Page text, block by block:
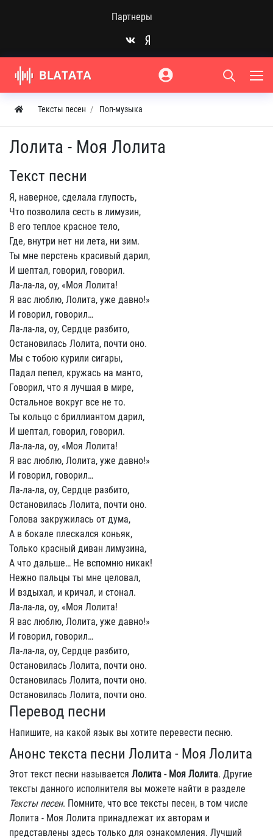
Партнеры
Тексты песен Поп-музыка
Лолита - Моя Лолита
Текст песни
Я, наверное, сделала глупость,
Что позволила сесть в лимузин,
В его теплое красное тело,
Где, внутри нет ни лета, ни зим.
Ты мне перстень красивый дарил,
И шептал, говорил, говорил.
Ла-ла-ла, оу, «Моя Лолита!
Я вас люблю, Лолита, уже давно!»
И говорил, говорил…
Ла-ла-ла, оу, Сердце разбито,
Остановилась Лолита, почти оно.
Мы с тобою курили сигары,
Падал пепел, кружась на манто,
Говорил, что я лучшая в мире,
Остальное вокруг все не то.
Ты кольцо с бриллиантом дарил,
И шептал, говорил, говорил.
Ла-ла-ла, оу, «Моя Лолита!
Я вас люблю, Лолита, уже давно!»
И говорил, говорил…
Ла-ла-ла, оу, Сердце разбито,
Остановилась Лолита, почти оно.
Голова закружилась от дума,
А в бокале плескался коньяк,
Только красный диван лимузина,
А что дальше… Не вспомню никак!
Нежно пальцы ты мне целовал,
И вздыхал, и кричал, и стонал.
Ла-ла-ла, оу, «Моя Лолита!
Я вас люблю, Лолита, уже давно!»
И говорил, говорил…
Ла-ла-ла, оу, Сердце разбито,
Остановилась Лолита, почти оно.
Остановилась Лолита, почти оно.
Остановилась Лолита, почти оно.
Перевод песни
Напишите, на какой язык вы хотите перевести песню.
Анонс текста песни Лолита - Моя Лолита
Этот текст песни называется Лолита - Моя Лолита. Другие
тексты данного исполнителя вы можете найти в разделе
Тексты песен. Помните, что все тексты песен, в том числе
Лолита - Моя Лолита принадлежат их авторам и
представлены здесь только для ознакомления. Лучший